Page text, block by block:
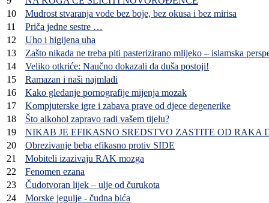
10
Mudrost stvaranja vode bez boje, bez okusa i bez mirisa
11
Priča jedne sestre …
12
Uho i higijena uha
13
Zašto nikada ne treba piti pasterizirano mlijeko – islamska
14
Veliko otkriće: Naučno dokazali da duša postoji!
15
Ramazan i naši najmlađi
16
Kako gledanje pornografije mijenja mozak
17
Kompjuterske igre i zabava prave od djece degenerike
18
Što alkohol zapravo radi vašem tijelu?
19
NIKAB JE EFIKASNO SREDSTVO ZASTITE OD RAKA
20
Obrezivanje beba efikasno protiv SIDE
21
Mobiteli izazivaju RAK mozga
22
Fenomen ezana
23
Čudotvoran lijek – ulje od čurukota
24
Morske jegulje - čudna bića